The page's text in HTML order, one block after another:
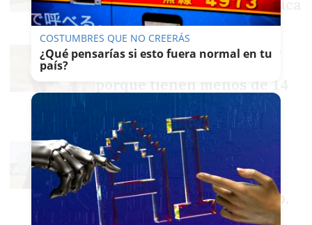
sufrir una descarga eléctrica
MARÍA CRISOL
La Fiscalía archiva el caso
porque tienen menos de 14
años y son inimputables
EMILIO CABRERA
La madre de la niña
agredida por otras cuatro
menores en Moguer:
"Estamos sufriendo mucho,
no es algo puntual"
COSTUMBRES QUE NO CREERÁS
¿Qué pensarías si esto fuera normal en tu
país?